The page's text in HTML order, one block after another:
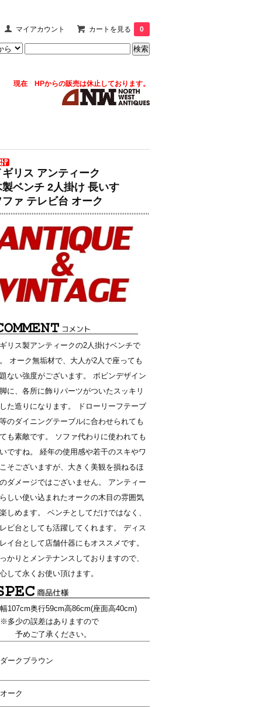
マイアカウント カートを見る 0
現在 HPからの販売は休止しております。
ギリス アンティーク
製ベンチ 2人掛け 長いす
ファ テレビ台 オーク
リス製アンティークの2人掛けベンチで
オーク無垢材で、大人が2人で座っても
ない強度がございます。 ボビンデザイン
に、各所に飾りパーツがついたスッキリ
た造りになります。 ドローリーフテーブ
のダイニングテーブルに合わせられても
も素敵です。 ソファ代わりに使われても
ですね。 経年の使用感や若干のスキやワ
そございますが、大きく美観を損ねるほ
ダメージではございません。 アンティー
しい使い込まれたオークの木目の雰囲気
しめます。 ベンチとしてだけではなく、
ビ台としても活躍してくれます。 ディス
イ台として店舗什器にもオススメです。
かりとメンテナンスしておりますので、
して永くお使い頂けます。
幅107cm奥行59cm高86cm(座面高40cm)
※多少の誤差はありますので
予めご了承ください。
ダークブラウン
オーク